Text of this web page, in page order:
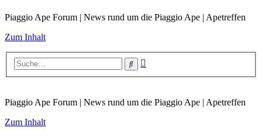
Piaggio Ape Forum | News rund um die Piaggio Ape | Apetreffen
Zum Inhalt
Suche
Piaggio Ape Forum | News rund um die Piaggio Ape | Apetreffen
Zum Inhalt